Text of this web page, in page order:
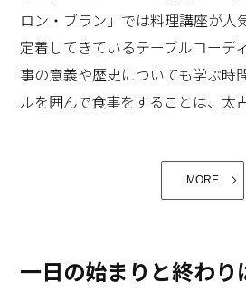
で、食生活の変化は致し方ないの
ロン・ブラン」では料理講座が人
定着してきているテーブルコーデ
事の意義や歴史についても学ぶ時
ルを囲んで食事をすることは、太
い、親しくなるころ、お茶やお食
を共にすることで、お互いの距離
MORE
一日の始まりと終わり